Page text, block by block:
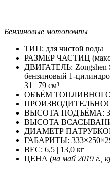
Бензиновые мотопомпы
ТИП: для чистой воды
РАЗМЕР ЧАСТИЦ
ДВИГАТЕЛЬ: Zongshen
бензиновый 1-
31 | 79 см³
ОБЪЁМ ТОПЛИВНОГО
ВЫСОТА ПОДЪЁМА:
ВЫСОТА
ДИАМЕТР
ГАБАРИТЫ:
ВЕС: 6,5 | 13,0 кг
ЦЕНА (на май 2019 г.,